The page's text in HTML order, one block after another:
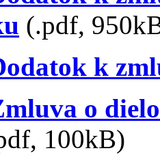
(.pdf,
k
o
100kB)